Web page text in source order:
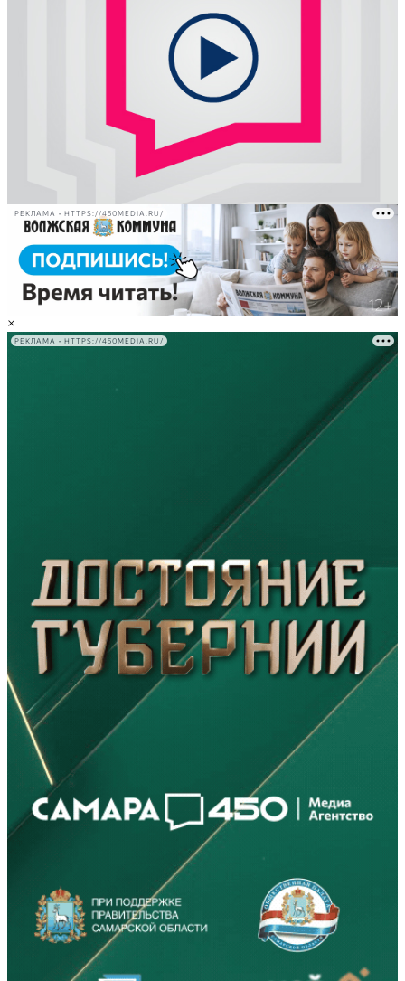
РЕКЛАМА • HTTPS://450MEDIA.RU/
×
РЕКЛАМА • HTTPS://450MEDIA.RU/